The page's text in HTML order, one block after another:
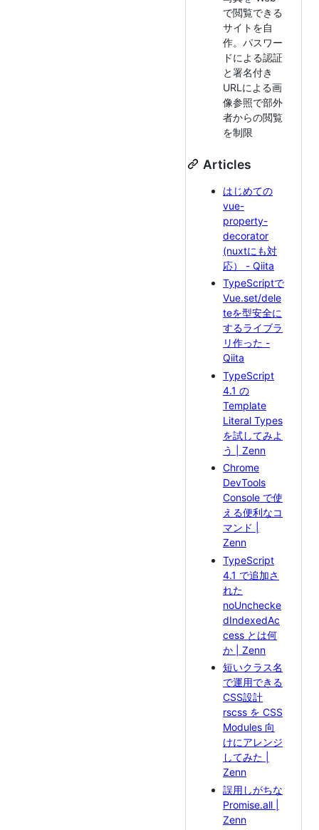
で閲覧できる
サイトを自
作。パスワー
ドによる認証
と署名付き
URLによる画
像参照で部外
者からの閲覧
を制限
Articles
はじめての
vue-
property-
decorator
(nuxtにも対
応） - Qiita
TypeScriptで
Vue.set/dele
teを型安全に
するライブラ
リ作った -
Qiita
TypeScript
4.1 の
Template
Literal Types
を試してみよ
う | Zenn
Chrome
DevTools
Console で使
える便利なコ
マンド |
Zenn
TypeScript
4.1 で追加さ
れた
noUnchecke
dIndexedAc
cess とは何
か | Zenn
短いクラス名
で運用できる
CSS設計
rscss を CSS
Modules 向
けにアレンジ
してみた |
Zenn
誤用しがちな
Promise.all |
Zenn